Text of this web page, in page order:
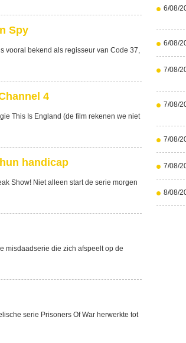
Spy
vooral bekend als regisseur van Code 37,
4
This Is England (de film rekenen we niet
handicap
Show! Niet alleen start de serie morgen
misdaadserie die zich afspeelt op de
serie Prisoners Of War herwerkte tot
6/08/
6/08/
7/08/
7/08/
7/08/
7/08/
8/08/